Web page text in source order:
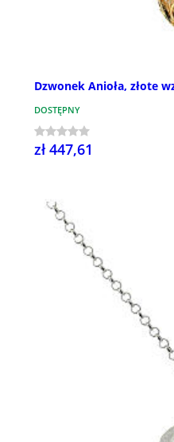
Dzwonek Anioła, złote
DOSTĘPNY
zł 447,61